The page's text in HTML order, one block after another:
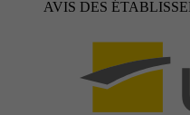
AVIS DES